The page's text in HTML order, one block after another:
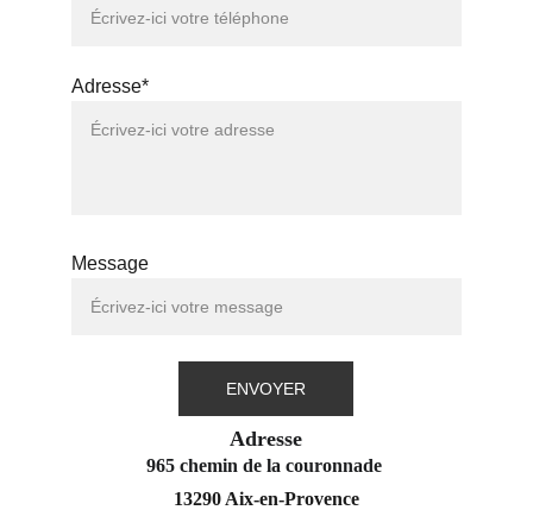
Adresse*
Message
ENVOYER
Adresse
965 chemin de la couronnade
13290 Aix-en-Provence